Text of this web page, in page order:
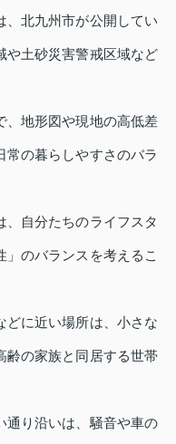
、北九州市が公開してい
や土砂災害警戒区域など
、地形図や現地の高低差
常の暮らしやすさのバラ
、自分たちのライフスタ
のバランスを考えるこ
どに近い場所は、小さな
齢の家族と同居する世帯
通り沿いは、騒音や車の